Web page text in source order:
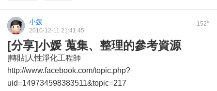
152#
小媛
2010-12-11 21:41:45
[分享]小媛 蒐集、整理的參考資源
[轉貼]人性淨化工程師
http://www.facebook.com/topic.php?
uid=149734598383511&topic=217